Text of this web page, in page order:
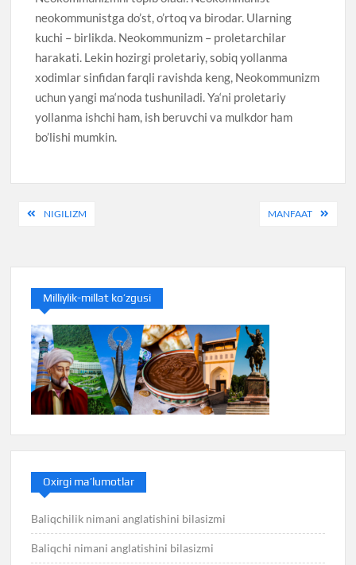
neokommunistga do’st, o’rtoq va birodar. Ularning
kuchi – birlikda. Neokommunizm – proletarchilar
harakati. Lekin hozirgi proletariy, sobiq yollanma
xodimlar sinfidan farqli ravishda keng, Neokommunizm
uchun yangi ma‘noda tushuniladi. Ya‘ni proletariy
yollanma ishchi ham, ish beruvchi va mulkdor ham
bo’lishi mumkin.
PostNIGILIZM MANFAAT
Milliylik-millat ko’zgusi
Oxirgi ma’lumotlar
Baliqchilik nimani anglatishini bilasizmi
Baliqchi nimani anglatishini bilasizmi